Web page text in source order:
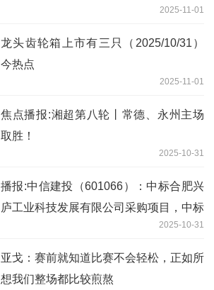
2025-11-01
龙头齿轮箱上市有三只（2025/10/31）
今热点
2025-11-01
焦点播报:湘超第八轮丨常德、永州主场
取胜！
2025-10-31
播报:中信建投（601066）：中标合肥兴
庐工业科技发展有限公司采购项目，中标
2025-10-31
亚戈：赛前就知道比赛不会轻松，正如所
想我们整场都比较煎熬